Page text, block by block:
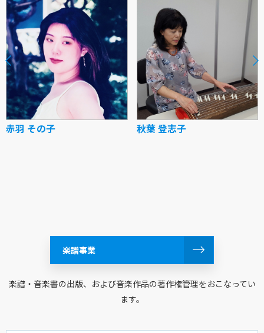
赤羽 その子 秋葉 登志子
楽譜事業
楽譜・音楽書の出版、および音楽作品の著作権管理をおこなってい
ます。